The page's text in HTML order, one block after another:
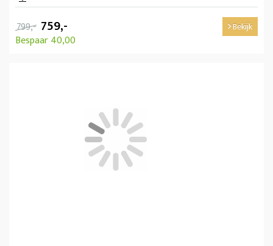
799,- 759,-
Bespaar 40,00
Bekijk